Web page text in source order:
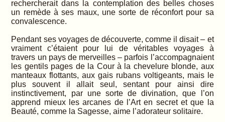
rechercherait dans la contemplation des belles choses
un remède à ses maux, une sorte de réconfort pour sa
convalescence.
Pendant ses voyages de découverte, comme il disait – et
vraiment c’étaient pour lui de véritables voyages à
travers un pays de merveilles – parfois l’accompagnaient
les gentils pages de la Cour à la chevelure blonde, aux
manteaux flottants, aux gais rubans voltigeants, mais le
plus souvent il allait seul, sentant pour ainsi dire
instinctivement, par une sorte de divination, que l’on
apprend mieux les arcanes de l’Art en secret et que la
Beauté, comme la Sagesse, aime l’adorateur solitaire.